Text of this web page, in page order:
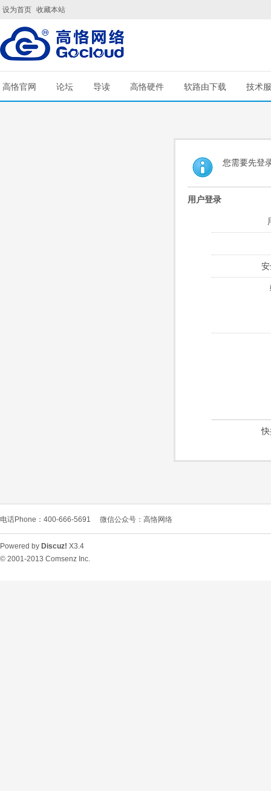
设为首页 收藏本站
高恪官网 论坛 导读 高恪硬件 软路由下载 技术
您需要先登
用户登录
电话Phone：400-666-5691 微信公众号：高恪网络
Powered by Discuz! X3.4
© 2001-2013 Comsenz Inc.